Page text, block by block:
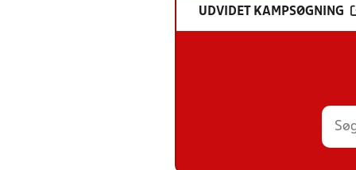
UDVIDET KAMPSØGNING